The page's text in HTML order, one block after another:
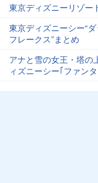
東京ディズニーリゾー
東京ディズニーシー“
フレークス”まとめ
アナと雪の女王・塔の
ィズニーシー｢ファン